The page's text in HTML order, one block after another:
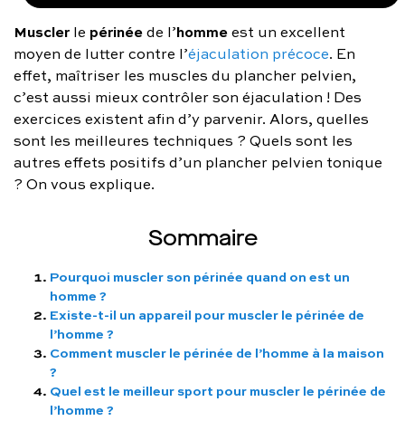
Vous avez des questions :
FAQ complète
01 86 65 17 33
contact@charles.co
Muscler le périnéede l’hommeest un excellent
moyen de lutter contre l’éjaculation précoce. En
effet, maîtriser les muscles du plancher pelvien,
c’est aussi mieux contrôler son éjaculation ! Des
exercices existent afin d’y parvenir. Alors, quelles
sont les meilleures techniques ? Quels sont les
autres effets positifs d’un plancher pelvien tonique
? On vous explique.
Sommaire
Pourquoi muscler son périnée quand on est un
homme ?
Existe-t-il un appareil pour muscler le périnée de
l’homme ?
Comment muscler le périnée de l’homme à la maison
?
Quel est le meilleur sport pour muscler le périnée de
l’homme ?